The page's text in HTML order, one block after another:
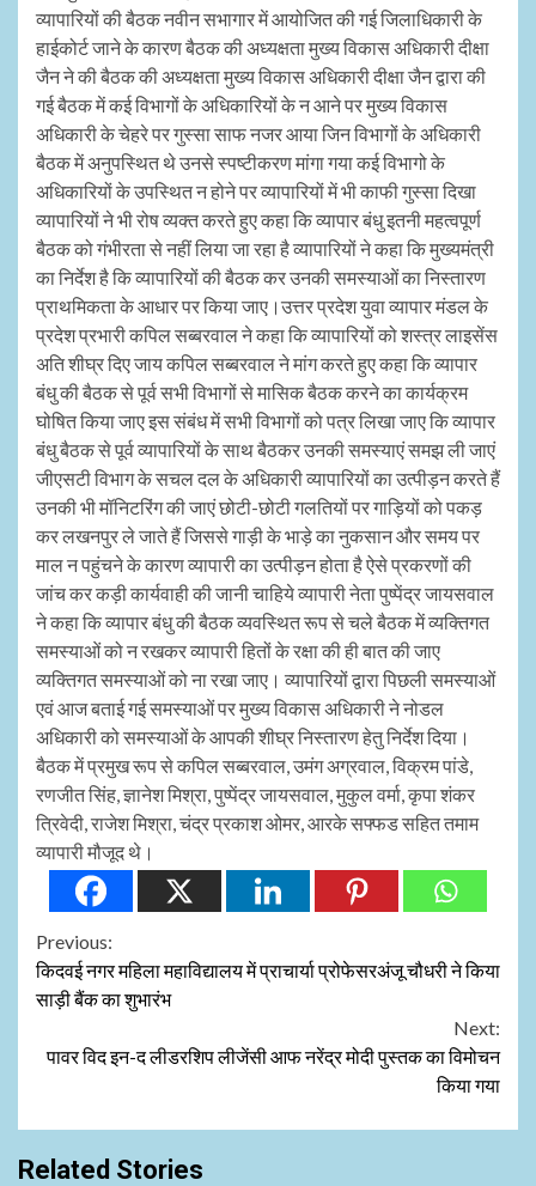
व्यापारियों की बैठक नवीन सभागार में आयोजित की गई जिलाधिकारी के
हाईकोर्ट जाने के कारण बैठक की अध्यक्षता मुख्य विकास अधिकारी दीक्षा
जैन ने की बैठक की अध्यक्षता मुख्य विकास अधिकारी दीक्षा जैन द्वारा की
गई बैठक में कई विभागों के अधिकारियों के न आने पर मुख्य विकास
अधिकारी के चेहरे पर गुस्सा साफ नजर आया जिन विभागों के अधिकारी
बैठक में अनुपस्थित थे उनसे स्पष्टीकरण मांगा गया कई विभागो के
अधिकारियों के उपस्थित न होने पर व्यापारियों में भी काफी गुस्सा दिखा
व्यापारियों ने भी रोष व्यक्त करते हुए कहा कि व्यापार बंधु इतनी महत्वपूर्ण
बैठक को गंभीरता से नहीं लिया जा रहा है व्यापारियों ने कहा कि मुख्यमंत्री
का निर्देश है कि व्यापारियों की बैठक कर उनकी समस्याओं का निस्तारण
प्राथमिकता के आधार पर किया जाए।उत्तर प्रदेश युवा व्यापार मंडल के
प्रदेश प्रभारी कपिल सब्बरवाल ने कहा कि व्यापारियों को शस्त्र लाइसेंस
अति शीघ्र दिए जाय कपिल सब्बरवाल ने मांग करते हुए कहा कि व्यापार
बंधु की बैठक से पूर्व सभी विभागों से मासिक बैठक करने का कार्यक्रम
घोषित किया जाए इस संबंध में सभी विभागों को पत्र लिखा जाए कि व्यापार
बंधु बैठक से पूर्व व्यापारियों के साथ बैठकर उनकी समस्याएं समझ ली जाएं
जीएसटी विभाग के सचल दल के अधिकारी व्यापारियों का उत्पीड़न करते हैं
उनकी भी मॉनिटरिंग की जाएं छोटी-छोटी गलतियों पर गाड़ियों को पकड़
कर लखनपुर ले जाते हैं जिससे गाड़ी के भाड़े का नुकसान और समय पर
माल न पहुंचने के कारण व्यापारी का उत्पीड़न होता है ऐसे प्रकरणों की
जांच कर कड़ी कार्यवाही की जानी चाहिये व्यापारी नेता पुष्पेंद्र जायसवाल
ने कहा कि व्यापार बंधु की बैठक व्यवस्थित रूप से चले बैठक में व्यक्तिगत
समस्याओं को न रखकर व्यापारी हितों के रक्षा की ही बात की जाए
व्यक्तिगत समस्याओं को ना रखा जाए। व्यापारियों द्वारा पिछली समस्याओं
एवं आज बताई गई समस्याओं पर मुख्य विकास अधिकारी ने नोडल
अधिकारी को समस्याओं के आपकी शीघ्र निस्तारण हेतु निर्देश दिया।
बैठक में प्रमुख रूप से कपिल सब्बरवाल, उमंग अग्रवाल, विक्रम पांडे,
रणजीत सिंह, ज्ञानेश मिश्रा, पुष्पेंद्र जायसवाल, मुकुल वर्मा, कृपा शंकर
त्रिवेदी, राजेश मिश्रा, चंद्र प्रकाश ओमर, आरके सफ्फड सहित तमाम
व्यापारी मौजूद थे।
Continue
Reading
Previous:
किदवई नगर महिला महाविद्यालय में प्राचार्या प्रोफेसरअंजू चौधरी ने किया
साड़ी बैंक का शुभारंभ
Next:
पावर विद इन-द लीडरशिप लीजेंसी आफ नरेंद्र मोदी पुस्तक का विमोचन
किया गया
Related Stories